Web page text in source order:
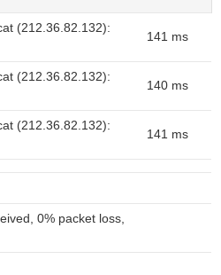
(212.36.82.132):
141 ms
(212.36.82.132):
140 ms
(212.36.82.132):
141 ms
0% packet loss,